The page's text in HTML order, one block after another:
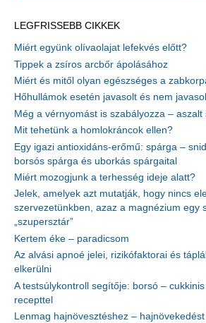
LEGFRISSEBB CIKKEK
Miért együnk olívaolajat lefekvés előtt?
Tippek a zsíros arcbőr ápolásához
Miért és mitől olyan egészséges a
Hőhullámok esetén javasolt és nem
Még a vérnyomást is szabályozza – aszalt
Mit tehetünk a homlokráncok ellen?
Egy igazi antioxidáns-erőmű: spárga –
borsós spárga és uborkás spárgaital
Miért mozogjunk a terhesség ideje alatt?
Jelek, amelyek azt mutatják, hogy nincs
szervezetünkben, azaz a magnézium egy
„szupersztár”
Kertem éke – paradicsom
Az alvási apnoé jelei, rizikófaktorai és
elkerülni
A testsúlykontroll segítője: borsó –
recepttel
Lenmag hajnövesztéshez –